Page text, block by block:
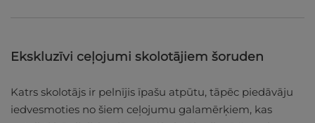
Ekskluzīvi ceļojumi skolotājiem šoruden
Katrs skolotājs ir pelnījis īpašu atpūtu, tāpēc piedāvāju
iedvesmoties no šiem ceļojumu galamērķiem, kas